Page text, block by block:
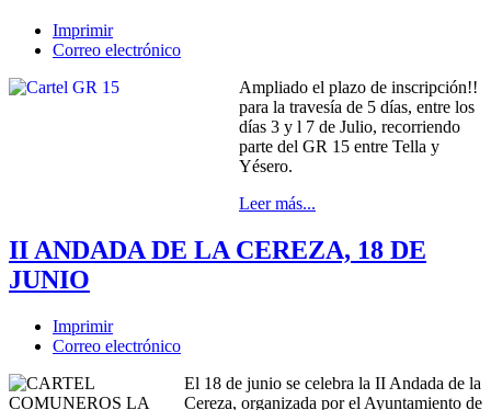
Imprimir
Correo electrónico
Ampliado el plazo de inscripción!!
para la travesía de 5 días, entre los
días 3 y l 7 de Julio, recorriendo
parte del GR 15 entre Tella y
Yésero.
Leer más...
II ANDADA DE LA CEREZA, 18 DE
JUNIO
Imprimir
Correo electrónico
El 18 de junio se celebra la II Andada de la
Cereza, organizada por el Ayuntamiento de